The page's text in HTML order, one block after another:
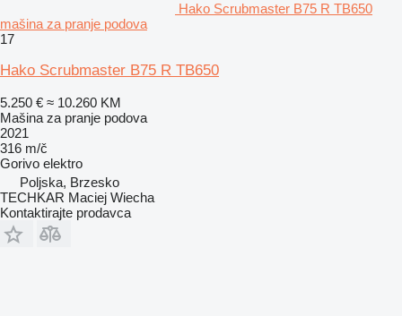
Hako Scrubmaster B75 R TB650
mašina za pranje podova
17
Hako Scrubmaster B75 R TB650
5.250 € ≈ 10.260 KM
Mašina za pranje podova
2021
316 m/č
Gorivo elektro
Poljska, Brzesko
TECHKAR Maciej Wiecha
Kontaktirajte prodavca